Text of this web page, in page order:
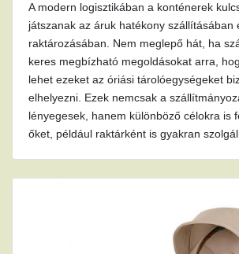
A modern logisztikában a konténerek
játszanak az áruk hatékony szállításában
raktározásában. Nem meglepő hát, ha
keres megbízható megoldásokat arra,
lehet ezeket az óriási tárolóegységeket
elhelyezni. Ezek nemcsak a
lényegesek, hanem különböző célokra is
őket, például raktárként is gyakran